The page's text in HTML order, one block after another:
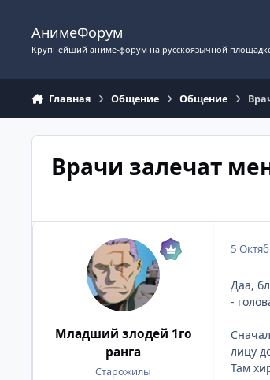
АнимеФорум
Крупнейший аниме-форум на русскоязычной
Главная Общение Общение
Врачи залечат
Младший злодей 1го
ранга
Старожилы
5
Даа,
-
лицу
Там